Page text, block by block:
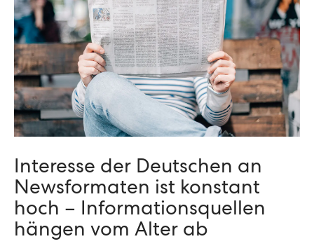
Interesse der Deutschen an
Newsformaten ist konstant
hoch – Informationsquellen
hängen vom Alter ab